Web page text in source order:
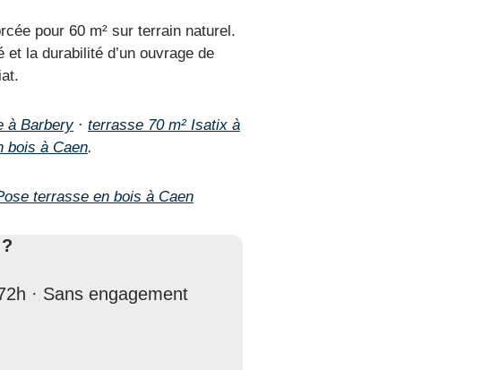
pour 60 m² sur terrain naturel.
la durabilité d’un ouvrage de
à Barbery· terrasse 70 m² Isatix à
bois à Caen.
terrasse en bois à Caen
· Sans engagement